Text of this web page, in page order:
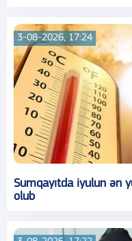
3-08-2026, 17:24
Sumqayıtda iyulun ən
olub